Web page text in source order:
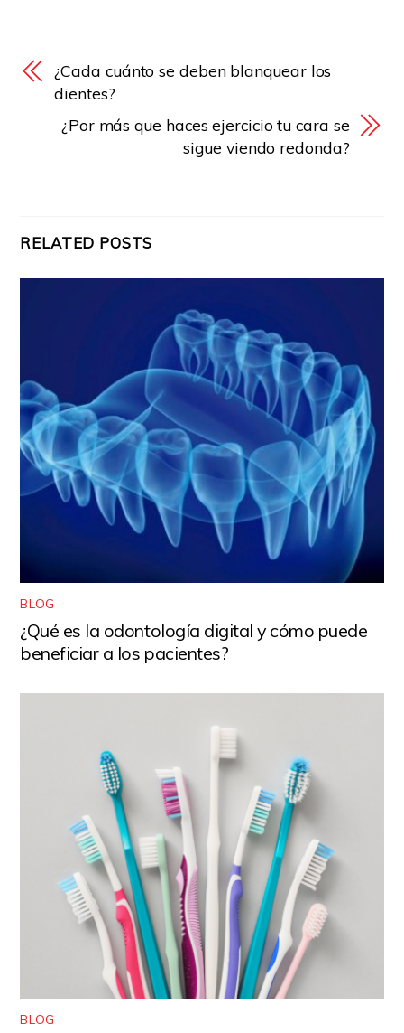
¿Cada cuánto se deben blanquear los
dientes?
¿Por más que haces ejercicio tu cara se
sigue viendo redonda?
RELATED POSTS
BLOG
¿Qué es la odontología digital y cómo puede
beneficiar a los pacientes?
BLOG